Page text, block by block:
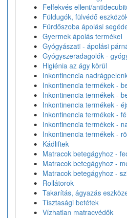
Felfekvés elleni/
Füldugók, fülvédő
Fürdőszoba ápolási
Gyermek ápolás termékei
Gyógyászati - ápolási
Gyógyszeradagolók -
Higiénia az ágy körül
Inkontinencia
Inkontinencia termékek -
Inkontinencia termékek -
Inkontinencia termékek -
Inkontinencia termékek -
Inkontinencia termékek -
Inkontinencia termékek -
Kádliftek
Matracok betegágyhoz -
Matracok betegágyhoz -
Matracok betegágyhoz -
Rollátorok
Takarítás, ágyazás
Tisztasági betétek
Vízhatlan matracvédők